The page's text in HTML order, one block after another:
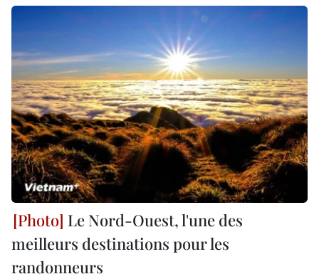
Le Nord-Ouest, l'une des
meilleurs destinations pour les
randonneurs